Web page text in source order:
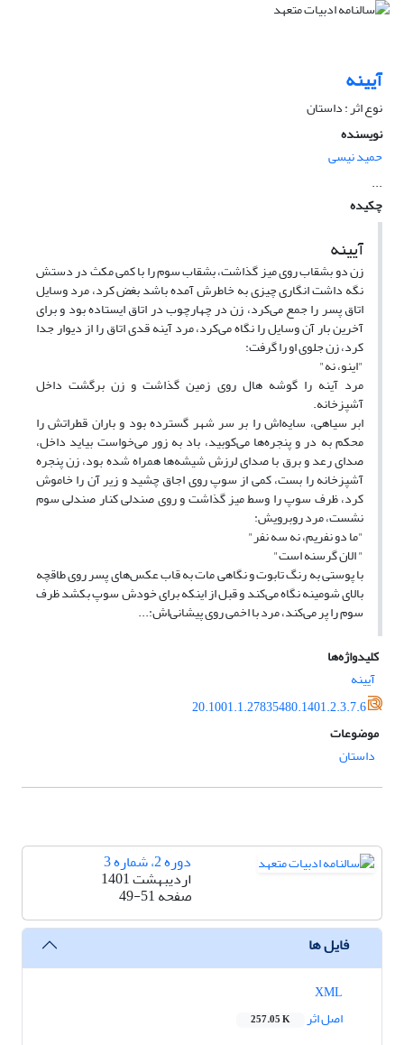
آیینه
نوع اثر : داستان
نویسنده
حمید نیسی
...
چکیده
آیینه
زن دو بشقاب روی میز گذاشت، بشقاب سوم را با کمی مکث در دستش
نگه داشت انگاری چیزی به خاطرش آمده باشد بغض کرد، مرد وسایل
اتاق پسر را جمع می‌کرد، زن در چهارچوب در اتاق ایستاده بود و برای
آخرین بار آن وسایل را نگاه می‌کرد، مرد آینه قدی اتاق را از دیوار جدا
کرد، زن جلوی او را گرفت:
"اینو، نه"
مرد آینه را گوشه هال روی زمین گذاشت و زن برگشت داخل
آشپزخانه.
ابر سیاهی، سایه‌اش را بر سر شهر گسترده بود و باران قطراتش را
محکم به در و پنجره‌ها می‌کوبید، باد به زور می‌خواست بیاید داخل،
صدای رعد و برق با صدای لرزش شیشه‌ها همراه شده بود، زن پنجره
آشپزخانه را بست، کمی از سوپ روی اجاق چشید و زیر آن را خاموش
کرد، ظرف سوپ را وسط میز گذاشت و روی صندلی کنار صندلی سوم
نشست، مرد روبرویش:
"ما دو نفریم، نه سه نفر"
" الان گرسنه است"
با پوستی به رنگ تابوت و نگاهی مات به قاب عکس‌های پسر روی طاقچه
بالای شومینه نگاه می‌کند و قبل از اینکه برای خودش سوپ بکشد ظرف
سوم را پر می‌کند، مرد با اخمی روی پیشانی‌اش:...
کلیدواژه‌ها
آیینه
20.1001.1.27835480.1401.2.3.7.6
موضوعات
داستان
دوره 2، شماره 3
اردیبهشت 1401
صفحه49-51
فایل ها
اصل اثر
257.05 K